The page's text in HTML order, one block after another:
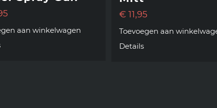
aan winkelwagen
€11,95
Toevoegen aan
Details